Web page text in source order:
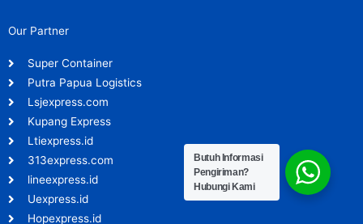
Our Partner
Super Container
Putra Papua Logistics
Lsjexpress.com
Kupang Express
Ltiexpress.id
313express.com
lineexpress.id
Uexpress.id
Hopexpress.id
Butuh Informasi
Pengiriman?
Hubungi Kami